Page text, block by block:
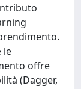
le
offre
(Dagger,